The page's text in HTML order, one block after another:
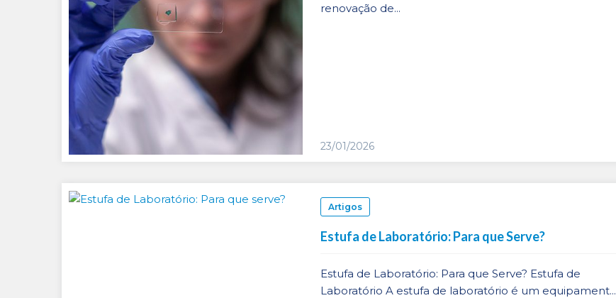
renovação de...
23/01/2026
Artigos
Estufa de Laboratório: Para que Serve?
Estufa de Laboratório: Para que Serve? Estufa de
Laboratório A estufa de laboratório é um equipament...